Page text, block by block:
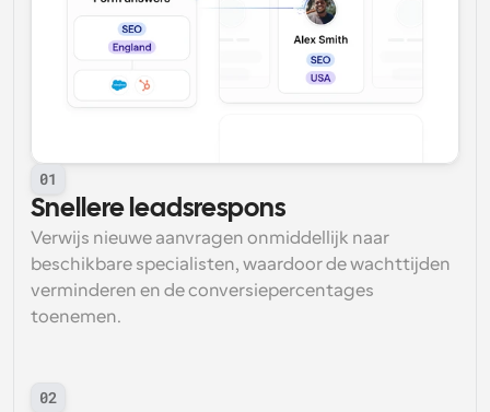
01
Snellere leadsrespons
Verwijs nieuwe aanvragen onmiddellijk naar
beschikbare specialisten, waardoor de wachttijden
verminderen en de conversiepercentages
toenemen.
02